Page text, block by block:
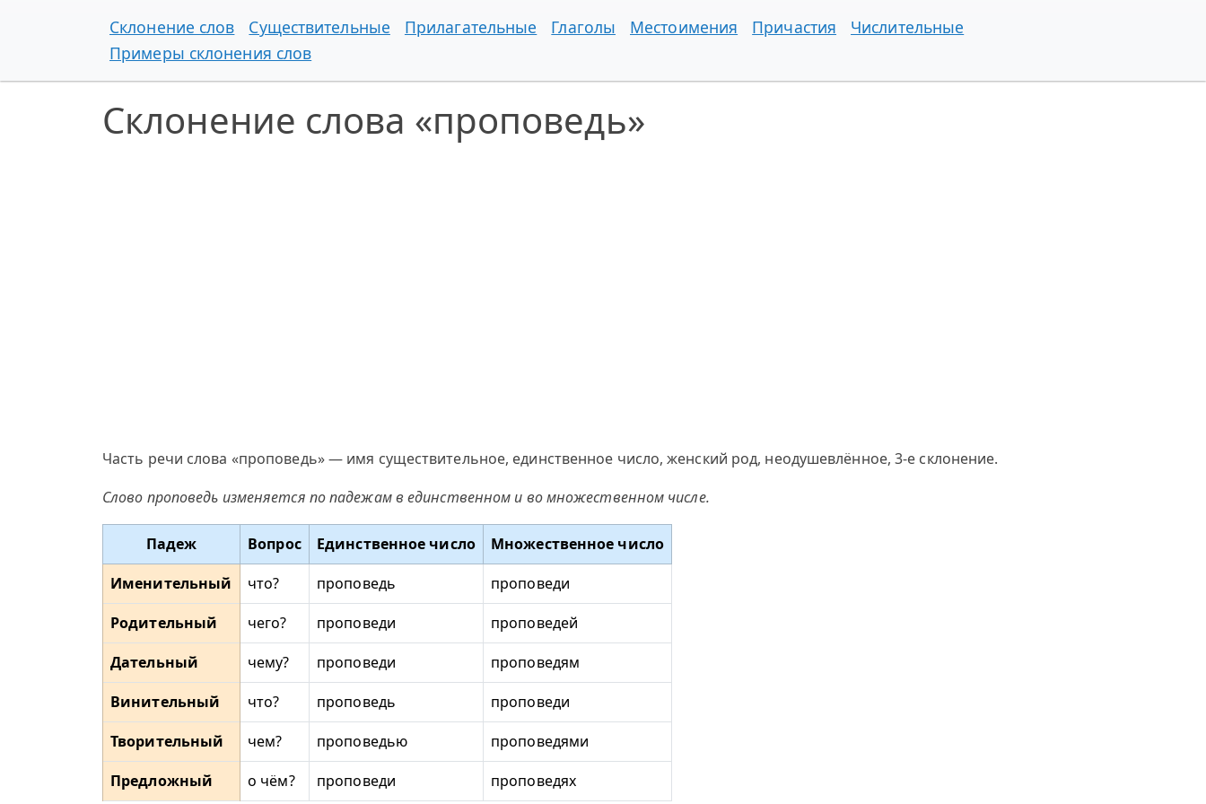
Склонение слов Существительные Прилагательные Глаголы Местоимения Причастия
Числительные
Примеры склонения слов
Склонение слова «проповедь»
Часть речи слова «проповедь» — имя существительное, единственное число, женский род, неодушевлённое, 3-е склонение.
Слово проповедь изменяется по падежам в единственном и во множественном числе.
Падеж Вопрос Единственное число
Множественное число
Именительный
что? проповедь
проповеди
Родительный
чего? проповеди
проповедей
Дательный
чему? проповеди
проповедям
Винительный
что? проповедь
проповеди
Творительный
чем? проповедью
проповедями
Предложный
о чём? проповеди проповедях